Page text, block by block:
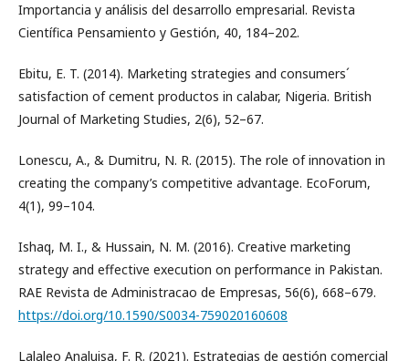
Importancia y análisis del desarrollo empresarial. Revista
Científica Pensamiento y Gestión, 40, 184–202.
Ebitu, E. T. (2014). Marketing strategies and consumers´
satisfaction of cement productos in calabar, Nigeria. British
Journal of Marketing Studies, 2(6), 52–67.
Lonescu, A., & Dumitru, N. R. (2015). The role of innovation in
creating the company’s competitive advantage. EcoForum,
4(1), 99–104.
Ishaq, M. I., & Hussain, N. M. (2016). Creative marketing
strategy and effective execution on performance in Pakistan.
RAE Revista de Administracao de Empresas, 56(6), 668–679.
https://doi.org/10.1590/S0034-759020160608
Lalaleo Analuisa, F. R. (2021). Estrategias de gestión comercial